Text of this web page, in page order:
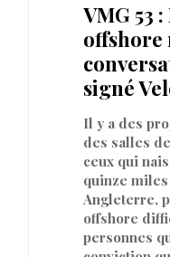
VMG 53
offshore
signé
Il y a des
des salles
ceux qui
quinze
Angleterre,
offshore
personnes